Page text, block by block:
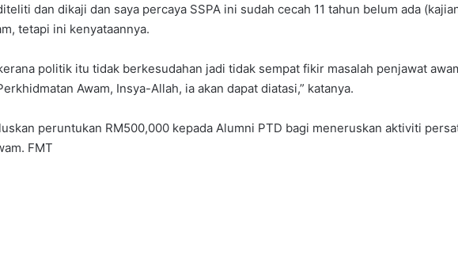
dan dikaji dan saya percaya SSPA ini sudah cecah 11 tahun belum ada
tetapi ini kenyataannya.
politik itu tidak berkesudahan jadi tidak sempat fikir masalah penjawat
Awam, Insya-Allah, ia akan dapat diatasi,” katanya.
peruntukan RM500,000 kepada Alumni PTD bagi meneruskan aktiviti
FMT